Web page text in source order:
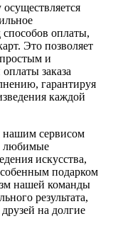
осуществляется
оплаты,
Это позволяет
простым и
заказа
гарантируя
каждой
нашим сервисом
любимые
искусства,
подарком
нашей команды
результата,
на долгие